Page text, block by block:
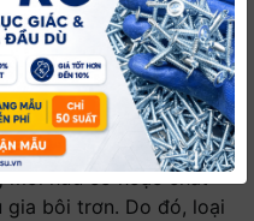
đáng tin cậy và tiết
học trong quá trình
ma sát, va đập, ly
có thể bị ảnh hưởng về
môi hữu cơ hoặc chất
gia bôi trơn. Do đó, loại